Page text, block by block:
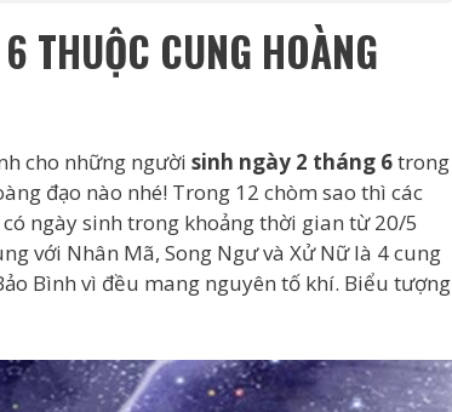
THUỘC CUNG HOÀNG
cho những người sinh ngày 2 tháng 6trong
đạo nào nhé! Trong 12 chòm sao thì các
có ngày sinh trong khoảng thời gian từ 20/5
với Nhân Mã, Song Ngư và Xử Nữ là 4 cung
Bình vì đều mang nguyên tố khí. Biểu tượng